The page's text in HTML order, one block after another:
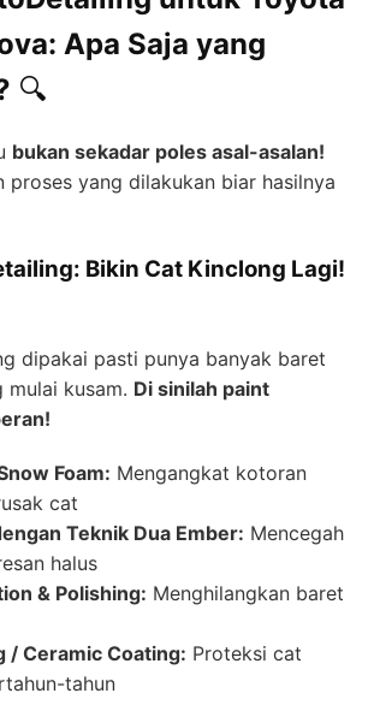
Apa Saja yang
🔍
bukan sekadar poles asal-asalan!
proses yang dilakukan biar hasilnya
Bikin Cat Kinclong Lagi!
dipakai pasti punya banyak baret
mulai kusam. Di sinilah paint
Foam: Mengangkat kotoran
cat
Teknik Dua Ember: Mencegah
halus
& Polishing: Menghilangkan baret
/ Ceramic Coating: Proteksi cat
tahun